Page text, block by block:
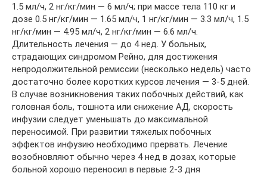
1.5 мл/ч, 2 нг/кг/мин — 6 мл/ч; при массе тела 110 кг и
дозе 0.5 нг/кг/мин — 1.65 мл/ч, 1 нг/кг/мин — 3.3 мл/ч, 1.5
нг/кг/мин — 4.95 мл/ч, 2 нг/кг/мин — 6.6 мл/ч.
Длительность лечения — до 4 нед. У больных,
страдающих синдромом Рейно, для достижения
непродолжительной ремиссии (несколько недель) часто
достаточно более коротких курсов лечения — 3-5 дней.
В случае возникновения таких побочных действий, как
головная боль, тошнота или снижение АД, скорость
инфузии следует уменьшать до максимальной
переносимой. При развитии тяжелых побочных
эффектов инфузию необходимо прервать. Лечение
возобновляют обычно через 4 нед в дозах, которые
больной хорошо переносил в первые 2-3 дня